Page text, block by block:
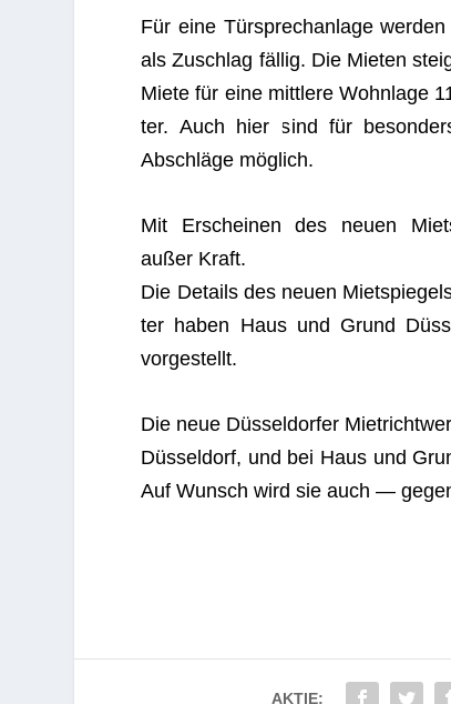
Für eine Tür­sprech­an­lage
als Zuschlag fäl­lig. Die Mie­ten
Miete für eine mitt­lere Wohn­lage
ter. Auch hier sind für
Abschläge möglich.
Mit Erschei­nen des neuen
außer Kraft.
Die Details des neuen
ter haben Haus und Grund
vorgestellt.
Die neue Düs­sel­dor­fer
Düs­sel­dorf, und bei Haus und
Auf Wunsch wird sie auch —
AKTIE: